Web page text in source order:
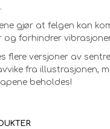
gjør at felgen kan
og forhindrer
flere versjoner av
fra illustrasjonen,
beholdes!